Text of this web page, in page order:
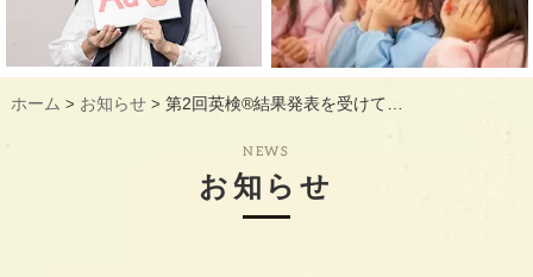
先生紹介 INSTRUCTORS
ギャラリー GALLERY
ホーム > お知らせ> 第2回英検®️結果発表を受けて…
NEWS
お知らせ